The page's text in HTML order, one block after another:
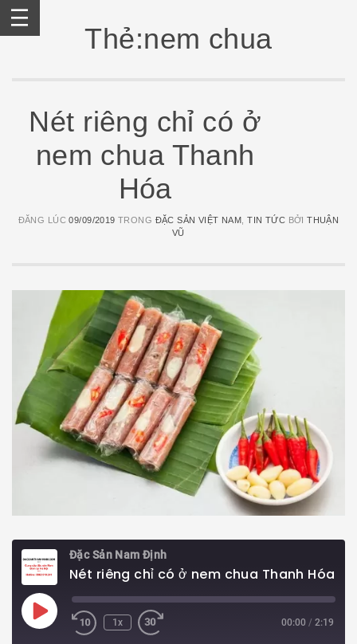
Skip
Thẻ:nem chua
Nét riêng chỉ có ở
nem chua Thanh
Hóa
ĐĂNG LÚC09/09/2019 TRONG ĐẶC SẢN VIỆT NAM ,TIN TỨC BỞITHUẬN
VŨ
Đặc Sản Nam Định
Nét riêng chỉ có ở nem chua Thanh Hóa
Play
Episode
1x 00:00 / 2:19